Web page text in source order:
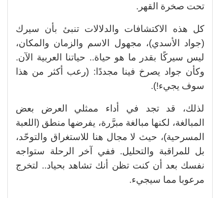
تحت صخرة القهر.
كل هذه الاكتشافات والدلالات تنبئ بأن سيرك
(جواد الأسدي)، مجهول الاسم والزمان والمكان،
ليس سيركًا بقدر ما هو حياة.. حياتنا العربية الآن.
وكأن جواد يصرخ فينا مجددًا: (رعب أكثر من هذا
سوف يجيء!).
لذلك، قد تجد في أداء ممثلي العرض بعض
المبالغة، لكنها مبالغة مبرَّرة، يفرضها منطق (اللعبة
المسرحية)، حيث لا مجال هنا للاستغراق والتوحّد،
بل للمراقبة والتحليل. ففي آخر الرحلة ستواجه
نفسك بعد أن كنت تظن أنك تشاهد بحياد.. لتخرج
مرعوبا مما سيجيء.